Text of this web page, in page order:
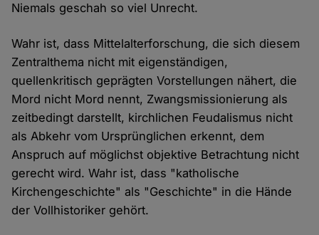
Niemals geschah so viel Unrecht.
Wahr ist, dass Mittelalterforschung, die sich diesem
Zentralthema nicht mit eigenständigen,
quellenkritisch geprägten Vorstellungen nähert, die
Mord nicht Mord nennt, Zwangsmissionierung als
zeitbedingt darstellt, kirchlichen Feudalismus nicht
als Abkehr vom Ursprünglichen erkennt, dem
Anspruch auf möglichst objektive Betrachtung nicht
gerecht wird. Wahr ist, dass "katholische
Kirchengeschichte" als "Geschichte" in die Hände
der Vollhistoriker gehört.